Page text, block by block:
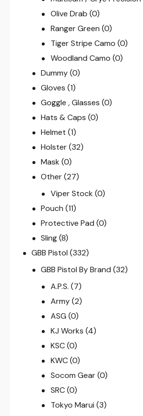
Olive Drab (0)
Ranger Green (0)
Tiger Stripe Camo (0)
Woodland Camo (0)
Dummy (0)
Gloves (1)
Goggle , Glasses (0)
Hats & Caps (0)
Helmet (1)
Holster (32)
Mask (0)
Other (27)
Viper Stock (0)
Pouch (11)
Protective Pad (0)
Sling (8)
GBB Pistol (332)
GBB Pistol By Brand (32)
A.P.S. (7)
Army (2)
ASG (0)
KJ Works (4)
KSC (0)
KWC (0)
Socom Gear (0)
SRC (0)
Tokyo Marui (3)